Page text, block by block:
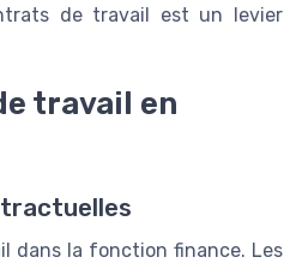
de travail est un levier
travail en
dans la fonction finance. Les